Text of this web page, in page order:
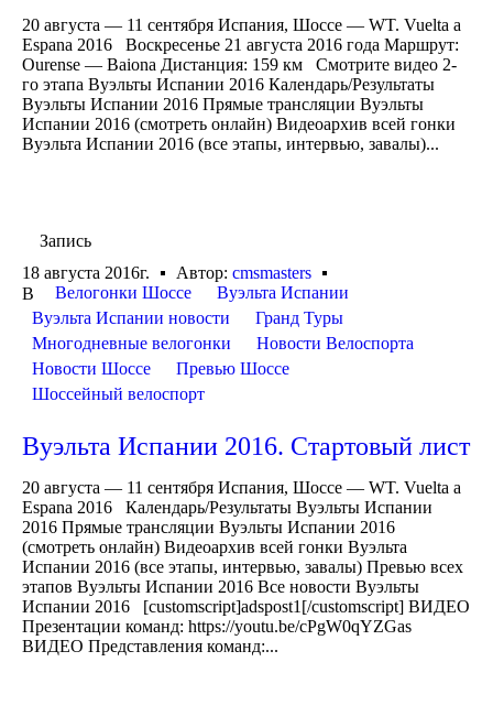
20 августа — 11 сентября Испания, Шоссе — WT. Vuelta a
Espana 2016 Воскресенье 21 августа 2016 года Маршрут:
Ourense — Baiona Дистанция: 159 км Смотрите видео 2-
го этапа Вуэльты Испании 2016 Календарь/Результаты
Вуэльты Испании 2016 Прямые трансляции Вуэльты
Испании 2016 (смотреть онлайн) Видеоархив всей гонки
Вуэльта Испании 2016 (все этапы, интервью, завалы)...
Запись
18 августа 2016г.
Автор: cmsmasters
В
Велогонки Шоссе
Вуэльта Испании
Вуэльта Испании новости
Гранд Туры
Многодневные велогонки
Новости Велоспорта
Новости Шоссе
Превью Шоссе
Шоссейный велоспорт
Вуэльта Испании 2016. Стартовый лист
20 августа — 11 сентября Испания, Шоссе — WT. Vuelta a
Espana 2016 Календарь/Результаты Вуэльты Испании
2016 Прямые трансляции Вуэльты Испании 2016
(смотреть онлайн) Видеоархив всей гонки Вуэльта
Испании 2016 (все этапы, интервью, завалы) Превью всех
этапов Вуэльты Испании 2016 Все новости Вуэльты
Испании 2016 [customscript]adspost1[/customscript] ВИДЕО
Презентации команд: https://youtu.be/cPgW0qYZGas
ВИДЕО Представления команд:...